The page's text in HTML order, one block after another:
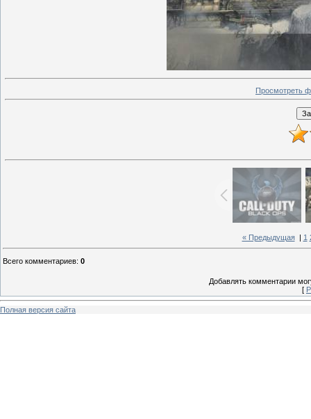
Просмотреть
« Предыдущая| 1
Всего комментариев: 0
Добавлять комментарии
[
Полная версия сайта